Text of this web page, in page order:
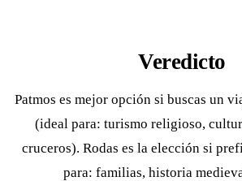
Veredicto
Patmos es mejor opción si buscas un
(ideal para: turismo religioso,
cruceros). Rodas es la elección si
para: familias, historia